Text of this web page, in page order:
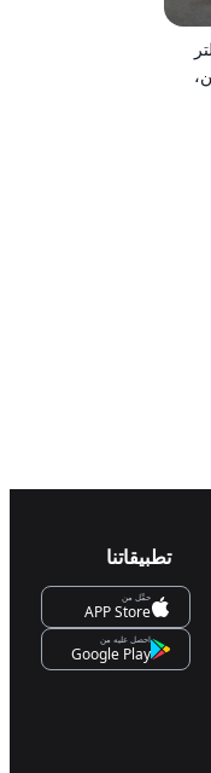
هوندا أكورد 2008 سعة 2.4 لتر
تطبيقاتنا
حمِّل من
APP Store
احصل عليه من
Google Play